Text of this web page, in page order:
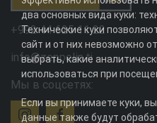
+992 44 625 11 22
info@zeppelin.tj
Мы в соцсетях:
два основных вида куки:
Технические куки
сайт и от них невозможно
выбрать, какие
использоваться при
Если вы принимаете куки,
данные также будут